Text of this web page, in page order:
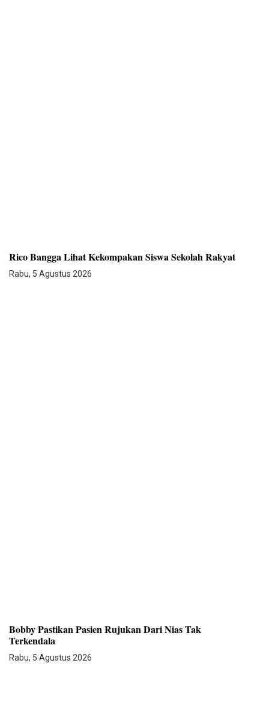
Rico Bangga Lihat Kekompakan Siswa Sekolah Rakyat
Rabu, 5 Agustus 2026
Bobby Pastikan Pasien Rujukan Dari Nias Tak
Terkendala
Rabu, 5 Agustus 2026